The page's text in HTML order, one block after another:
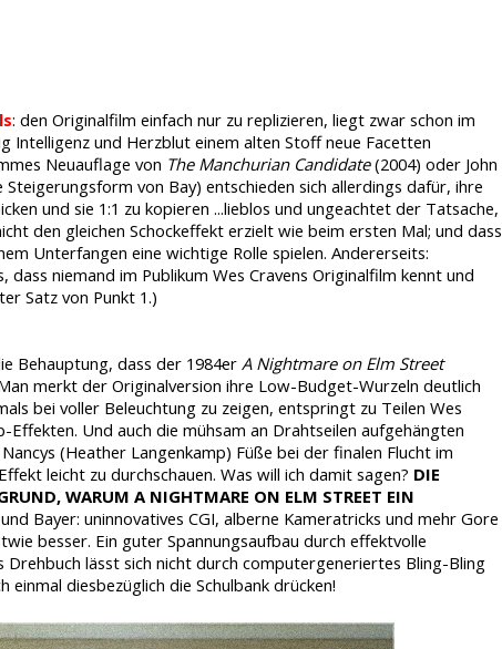
: den Originalfilm einfach nur zu replizieren, liegt zwar schon im
Intelligenz und Herzblut einem alten Stoff neue Facetten
Neuauflage von The Manchurian Candidate(2004) oder John
Steigerungsform von Bay) entschieden sich allerdings dafür, ihre
und sie 1:1 zu kopieren ...lieblos und ungeachtet der Tatsache,
den gleichen Schockeffekt erzielt wie beim ersten Mal; und dass
Unterfangen eine wichtige Rolle spielen. Andererseits:
niemand im Publikum Wes Cravens Originalfilm kennt und
Satz von Punkt 1.)
Behauptung, dass der 1984er A Nightmare on Elm Street
merkt der Originalversion ihre Low-Budget-Wurzeln deutlich
bei voller Beleuchtung zu zeigen, entspringt zu Teilen Wes
Und auch die mühsam an Drahtseilen aufgehängten
(Heather Langenkamp) Füße bei der finalen Flucht im
leicht zu durchschauen. Was will ich damit sagen? DIE
WARUM A NIGHTMARE ON ELM STREET EIN
Bayer: uninnovatives CGI, alberne Kameratricks und mehr Gore
besser. Ein guter Spannungsaufbau durch effektvolle
Drehbuch lässt sich nicht durch computergeneriertes Bling-Bling
diesbezüglich die Schulbank drücken!